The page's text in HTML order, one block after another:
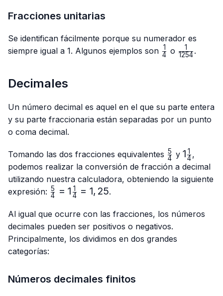
Fracciones unitarias
Se identifican fácilmente porque su numerador es
siempre igual a 1. Algunos ejemplos son \frac{1}
4
1 o \frac{1}
1254
1 .
Decimales
Un número decimal es aquel en el que su parte entera
y su parte fraccionaria están separadas por un punto
o coma decimal.
Tomando las dos fracciones equivalentes \frac{5}
{4}
4
5 y 1\frac{1}
{4}
14
1 ,
podemos realizar la conversión de fracción a decimal
utilizando nuestra calculadora, obteniendo la siguiente
expresión: \frac{5}
{4}=1,25
4
5 = 1 4
1 = 1, 25.
Al igual que ocurre con las fracciones, los números
decimales pueden ser positivos o negativos.
Principalmente, los dividimos en dos grandes
categorías:
Números decimales finitos